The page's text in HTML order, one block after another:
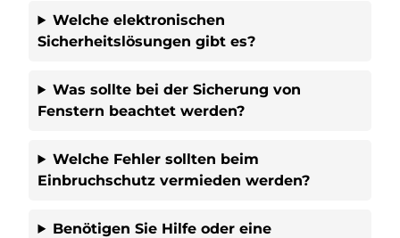
Welche elektronischen
Sicherheitslösungen gibt es?
Was sollte bei der Sicherung von
Fenstern beachtet werden?
Welche Fehler sollten beim
Einbruchschutz vermieden werden?
Benötigen Sie Hilfe oder eine